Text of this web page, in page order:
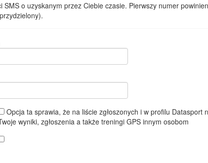
o uzyskanym przez Ciebie czasie. Pierwszy numer
Opcja ta sprawia, że na liście zgłoszonych i w profilu Datasport
wyniki, zgłoszenia a także treningi GPS innym osobom